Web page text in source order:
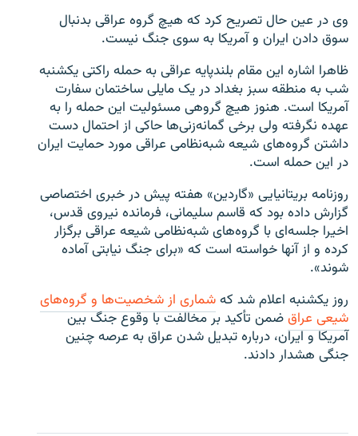
وی در عین حال تصریح کرد که هیچ گروه عراقی بدنبال
سوق دادن ایران و آمریکا به سوی جنگ نیست.
ظاهرا اشاره این مقام بلندپایه عراقی به حمله راکتی یکشنبه
شب به منطقه سبز بغداد در یک مایلی ساختمان سفارت
آمریکا است. هنوز هیچ گروهی مسئولیت این حمله را به
عهده نگرفته ولی برخی گمانه‌زنی‌ها حاکی از احتمال دست
داشتن گروه‌های شیعه شبه‌نظامی عراقی مورد حمایت ایران
در این حمله است.
روزنامه بریتانیایی «گاردین» هفته پیش در خبری اختصاصی
گزارش داده بود که قاسم سلیمانی، فرمانده نیروی قدس،
اخیرا جلسه‌ای با گروه‌های شبه‌نظامی شیعه عراقی برگزار
کرده و از آنها خواسته است که «برای جنگ نیابتی آماده
شوند».
روز یکشنبه اعلام شد کهشماری از شخصیت‌ها و گروه‌های
شیعی عراقضمن تأکید بر مخالفت با وقوع جنگ بین
آمریکا و ایران، درباره تبدیل شدن عراق به عرصه چنین
جنگی هشدار دادند.